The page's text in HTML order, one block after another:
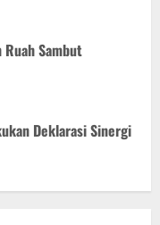
Ruah Sambut
Deklarasi Sinergi